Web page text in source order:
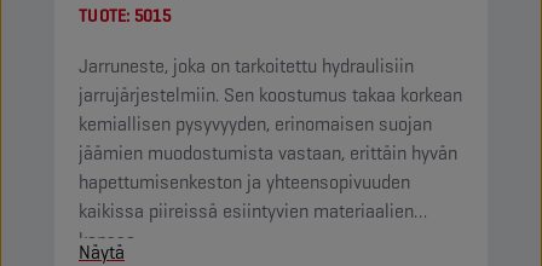
TUOTE: 5015
Jarruneste, joka on tarkoitettu hydraulisiin
jarrujärjestelmiin. Sen koostumus takaa korkean
kemiallisen pysyvyyden, erinomaisen suojan
jäämien muodostumista vastaan, erittäin hyvän
hapettumisenkeston ja yhteensopivuuden
kaikissa piireissä esiintyvien materiaalien
kanssa.
Näytä